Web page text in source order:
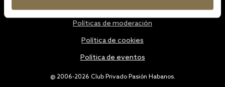
@ 2006-2026 Club Privado Pasión Habanos.
Políticas de moderación
Política de cookies
Política de eventos